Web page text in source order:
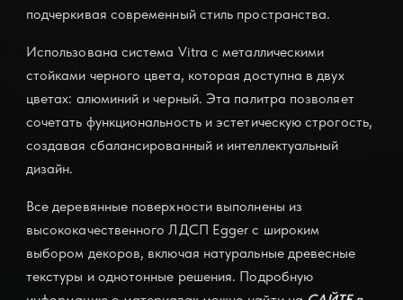
подчеркивая современный стиль пространства.
Использована система Vitra с металлическими
стойками черного цвета, которая доступна в двух
цветах: алюминий и черный. Эта палитра позволяет
сочетать функциональность и эстетическую строгость,
создавая сбалансированный и интеллектуальный
дизайн.
Все деревянные поверхности выполнены из
высококачественного ЛДСП Egger с широким
выбором декоров, включая натуральные древесные
текстуры и однотонные решения. Подробную